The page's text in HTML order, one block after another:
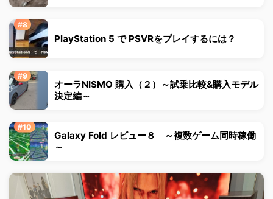
PlayStation 5 で PSVRをプレイするには？
オーラNISMO 購入（２）～試乗比較&購入モデル
決定編～
Galaxy Fold レビュー８ ～複数ゲーム同時稼働
～